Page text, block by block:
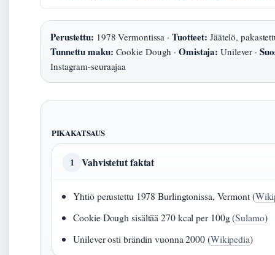
Perustettu: 1978 Vermontissa · Tuotteet: Jäätelö,
Tunnettu maku: Cookie Dough ·Omistaja: Unilever ·
Instagram-seuraajaa
PIKAKATSAUS
1 Vahvistetut faktat
Yhtiö perustettu 1978 Burlingtonissa, Vermont (
Cookie Dough sisältää 270 kcal per 100g (Sulamo)
Unilever osti brändin vuonna 2000 (Wikipedia)